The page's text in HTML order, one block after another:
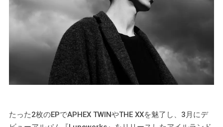
たった2枚のEPでAPHEX TWINやTHE XXを魅了し、3月にデ